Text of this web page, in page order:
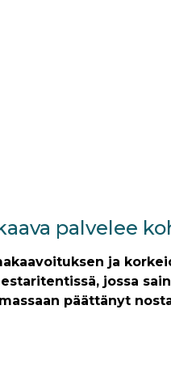
palvelee
ja
jossa
päättänyt